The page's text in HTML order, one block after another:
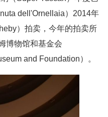
dell'Ornellaia）2014年
）拍卖，今年的拍卖所
博物馆和基金会
and Foundation）。